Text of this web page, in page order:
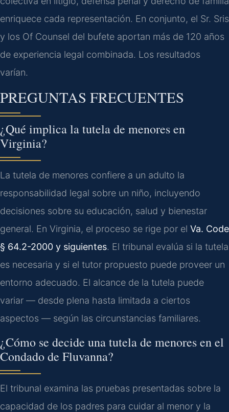
enriquece cada representación. En conjunto, el Sr. Sris
y los Of Counsel del bufete aportan más de 120 años
de experiencia legal combinada. Los resultados
varían.
PREGUNTAS FRECUENTES
¿Qué implica la tutela de menores en
Virginia?
La tutela de menores confiere a un adulto la
responsabilidad legal sobre un niño, incluyendo
decisiones sobre su educación, salud y bienestar
general. En Virginia, el proceso se rige por el Va. Code
§ 64.2-2000 y siguientes. El tribunal evalúa si la tutela
es necesaria y si el tutor propuesto puede proveer un
entorno adecuado. El alcance de la tutela puede
variar — desde plena hasta limitada a ciertos
aspectos — según las circunstancias familiares.
¿Cómo se decide una tutela de menores en el
Condado de Fluvanna?
El tribunal examina las pruebas presentadas sobre la
capacidad de los padres para cuidar al menor y la